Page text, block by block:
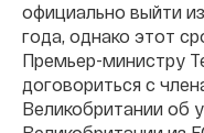
официально выйти
года, однако этот
Премьер-министру
договориться с
Великобритании об